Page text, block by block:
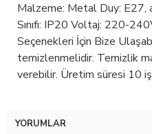
Malzeme: Metal Duy: E27,
Sınıfı: IP20 Voltaj: 220-
Seçenekleri İçin Bize
temizlenmelidir. Temizlik
verebilir. Üretim süresi 10
YORUMLAR